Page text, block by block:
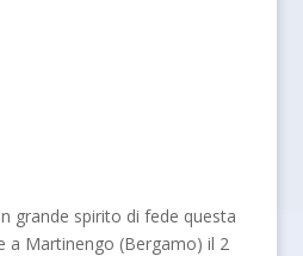
grande spirito di fede questa
a Martinengo (Bergamo) il 2